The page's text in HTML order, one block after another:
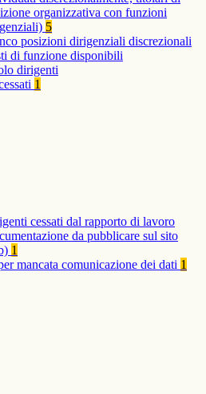
organizzativa con funzioni
5
posizioni dirigenziali discrezionali
di funzione disponibili
dirigenti
1
cessati dal rapporto di lavoro
da pubblicare sul sito
1
mancata comunicazione dei dati 1